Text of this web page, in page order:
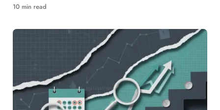
다. 주간·월별 수익률 비교 및 업비트·바이낸스 자동 매
10 min read